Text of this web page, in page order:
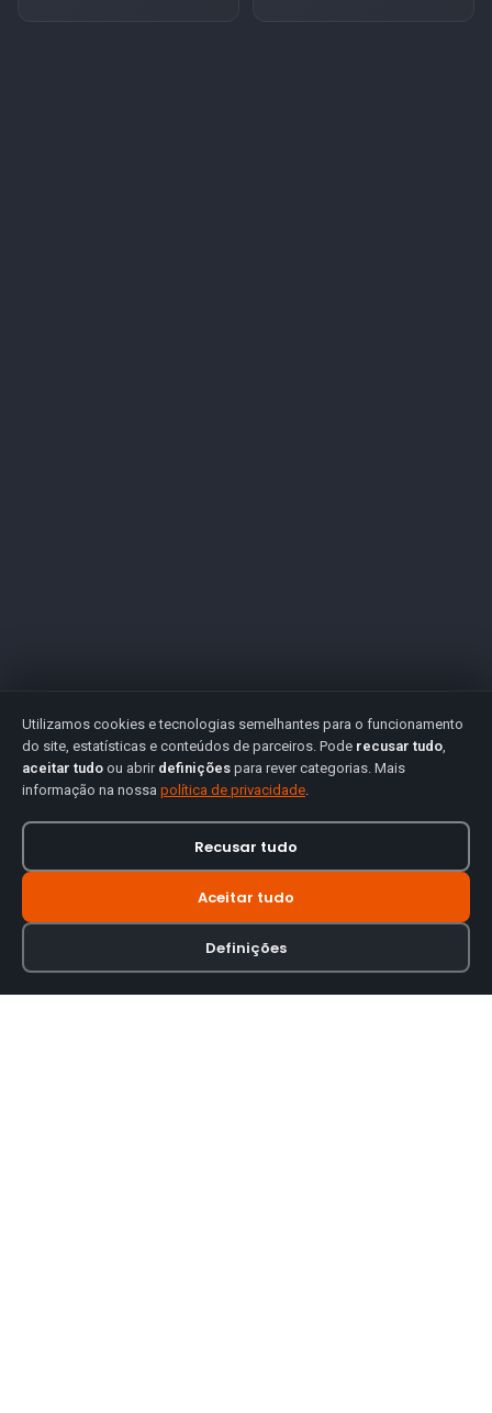
Utilizamos cookies e tecnologias semelhantes para o funcionamento
do site, estatísticas e conteúdos de parceiros. Pode recusar tudo,
aceitar tudo ou abrir definições para rever categorias. Mais
informação na nossa política de privacidade.
Recusar tudo
Aceitar tudo
Definições